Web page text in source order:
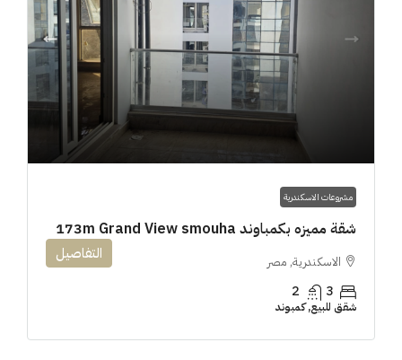
مشروعات الاسكندرية
شقة مميزه بكمباوند 173m Grand View smouha
الاسكندرية, مصر
3
2
شقق للبيع, كمبوند
التفاصيل